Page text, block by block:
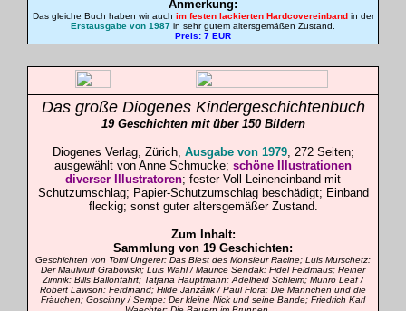
Anmerkung:
Das gleiche Buch haben wir auch im festen lackierten Hardcovereinbandin der
Erstausgabe von 1987 in sehr gutem altersgemäßen Zustand.
Preis: 7 EUR
Das große Diogenes Kindergeschichtenbuch
19 Geschichten mit über 150 Bildern
Diogenes Verlag, Zürich, Ausgabe von 1979, 272 Seiten;
ausgewählt von Anne Schmucke; schöne Illustrationen
diverser Illustratoren; fester Voll Leineneinband mit
Schutzumschlag; Papier-Schutzumschlag beschädigt; Einband
fleckig; sonst guter altersgemäßer Zustand.
Zum Inhalt:
Sammlung von 19 Geschichten:
Geschichten von Tomi Ungerer: Das Biest des Monsieur Racine; Luis Murschetz:
Der Maulwurf Grabowski; Luis Wahl / Maurice Sendak: Fidel Feldmaus; Reiner
Zimnik: Bills Ballonfahrt; Tatjana Hauptmann: Adelheid Schleim; Munro Leaf /
Robert Lawson: Ferdinand; Hilde Janzárik / Paul Flora: Die Männchen und die
Fräuchen; Goscinny / Sempe: Der kleine Nick und seine Bande; Friedrich Karl